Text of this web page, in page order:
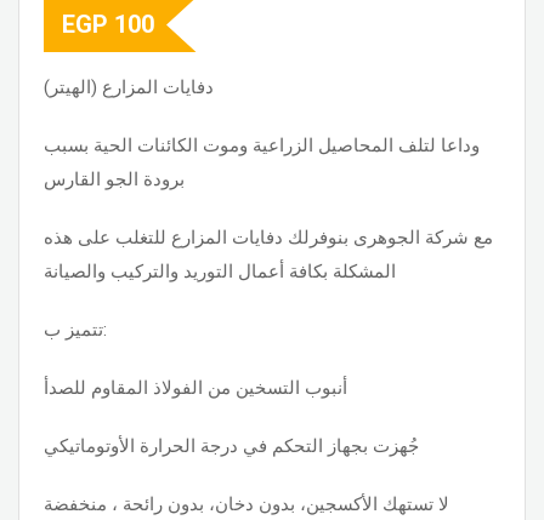
EGP 100
دفايات المزارع (الهيتر)
وداعا لتلف المحاصيل الزراعية وموت الكائنات الحية بسبب
برودة الجو القارس
مع شركة الجوهرى بنوفرلك دفايات المزارع للتغلب على هذه
المشكلة بكافة أعمال التوريد والتركيب والصيانة
تتميز ب:
أنبوب التسخين من الفولاذ المقاوم للصدأ
جُهزت بجهاز التحكم في درجة الحرارة الأوتوماتيكي
لا تستهك الأكسجين، بدون دخان، بدون رائحة ، منخفضة